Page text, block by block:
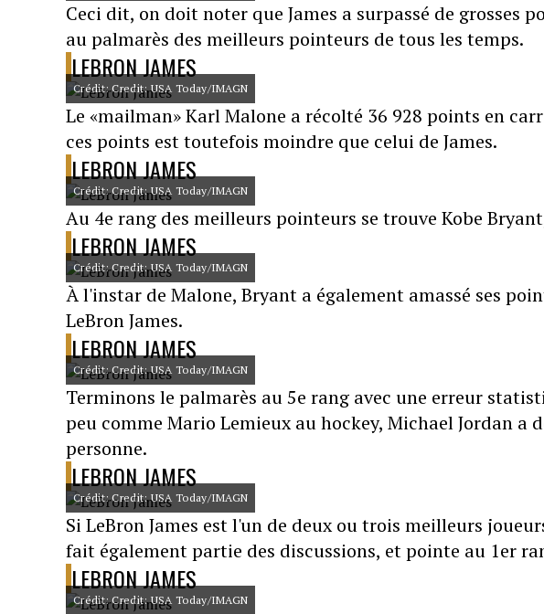
Ceci dit, on doit noter que James a surpassé de grosses
au palmarès des meilleurs pointeurs de tous les temps.
LEBRON JAMES
Crédit: Credit: USA Today/IMAGN
Le «mailman» Karl Malone a récolté 36 928 points en
ces points est toutefois moindre que celui de James.
LEBRON JAMES
Crédit: Credit: USA Today/IMAGN
Au 4e rang des meilleurs pointeurs se trouve Kobe
LEBRON JAMES
Crédit: Credit: USA Today/IMAGN
À l'instar de Malone, Bryant a également amassé ses
LeBron James.
LEBRON JAMES
Crédit: Credit: USA Today/IMAGN
Terminons le palmarès au 5e rang avec une erreur
peu comme Mario Lemieux au hockey, Michael Jordan a
personne.
LEBRON JAMES
Crédit: Credit: USA Today/IMAGN
Si LeBron James est l'un de deux ou trois meilleurs
fait également partie des discussions, et pointe au 1er
LEBRON JAMES
Crédit: Credit: USA Today/IMAGN